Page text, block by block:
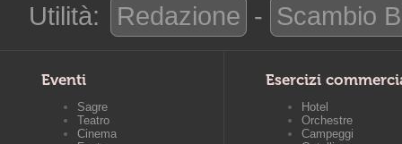
Utilità:
Redazione - Scambio
Eventi
Sagre
Teatro
Cinema
Esercizi
Hotel
Orchestre
Campeggi